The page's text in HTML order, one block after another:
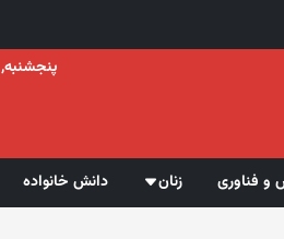
پنجشنبه, ۱۵ اسد ۱۴۰۵
و فناوری زنان دانش خانواده